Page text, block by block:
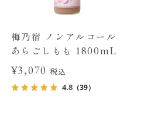
梅乃宿 ノンアルコール
あらごしもも 1800mL
¥3,070税込
4.8（39）